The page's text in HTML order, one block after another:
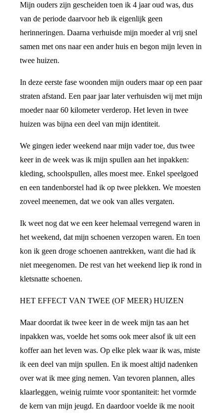
Mijn ouders zijn gescheiden toen ik 4 jaar oud was, dus
van de periode daarvoor heb ik eigenlijk geen
herinneringen. Daarna verhuisde mijn moeder al vrij snel
samen met ons naar een ander huis en begon mijn leven in
twee huizen.
In deze eerste fase woonden mijn ouders maar op een paar
straten afstand. Een paar jaar later verhuisden wij met mijn
moeder naar 60 kilometer verderop. Het leven in twee
huizen was bijna een deel van mijn identiteit.
We gingen ieder weekend naar mijn vader toe, dus twee
keer in de week was ik mijn spullen aan het inpakken:
kleding, schoolspullen, alles moest mee. Enkel speelgoed
en een tandenborstel had ik op twee plekken. We moesten
zoveel meenemen, dat we ook van alles vergaten.
Ik weet nog dat we een keer helemaal verregend waren in
het weekend, dat mijn schoenen verzopen waren. En toen
kon ik geen droge schoenen aantrekken, want die had ik
niet meegenomen. De rest van het weekend liep ik rond in
kletsnatte schoenen.
HET EFFECT VAN TWEE (OF MEER) HUIZEN
Maar doordat ik twee keer in de week mijn tas aan het
inpakken was, voelde het soms ook meer alsof ik uit een
koffer aan het leven was. Op elke plek waar ik was, miste
ik een deel van mijn spullen. En ik moest altijd nadenken
over wat ik mee ging nemen. Van tevoren plannen, alles
klaarleggen, weinig ruimte voor spontaniteit: het vormde
de kern van mijn jeugd. En daardoor voelde ik me nooit